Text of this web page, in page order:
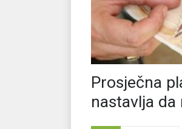
Prosječna
nastavlja da